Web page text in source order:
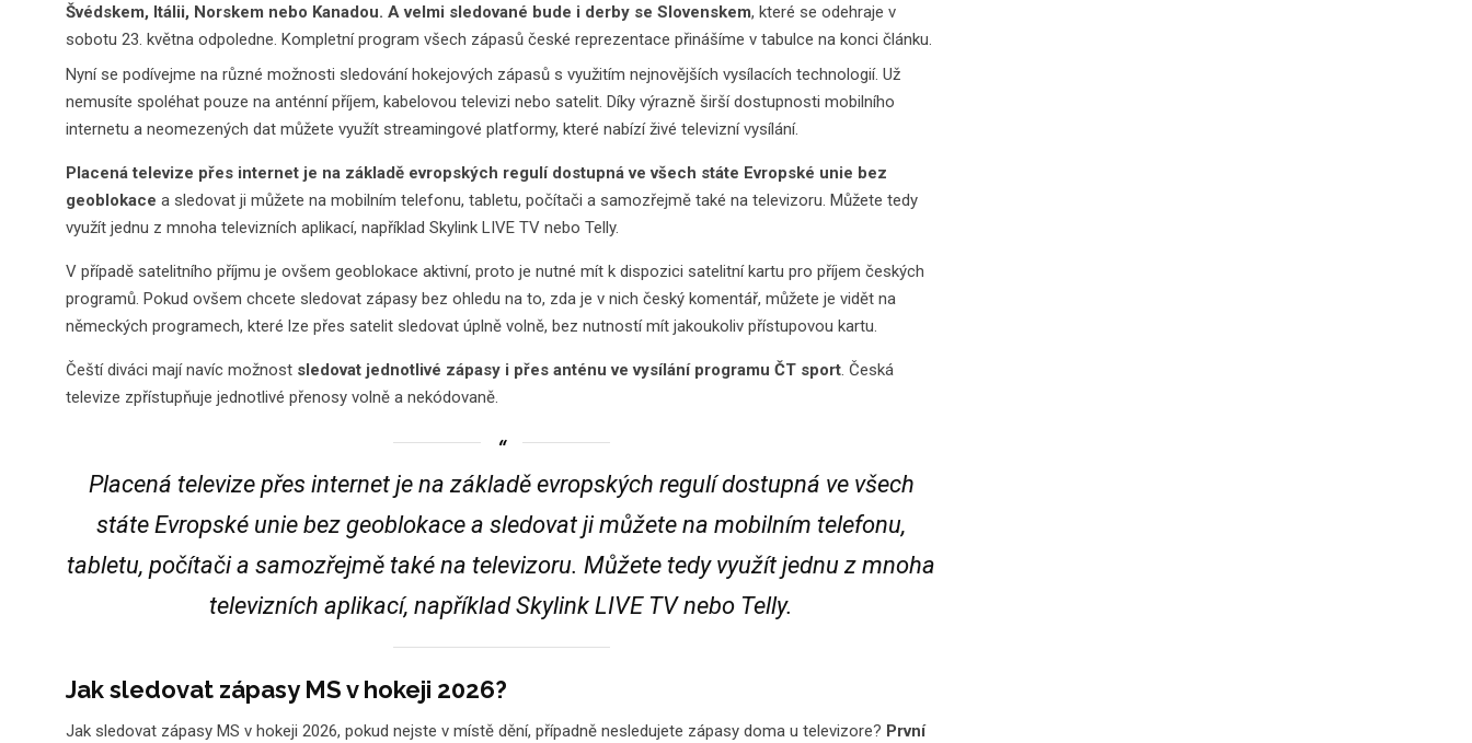
Švédskem, Itálii, Norskem nebo Kanadou. A velmi sledované bude i derby se Slovenskem, které se odehraje v
sobotu 23. května odpoledne. Kompletní program všech zápasů české reprezentace přinášíme v tabulce na konci článku.
Nyní se podívejme na různé možnosti sledování hokejových zápasů s využitím nejnovějších vysílacích technologií. Už
nemusíte spoléhat pouze na anténní příjem, kabelovou televizi nebo satelit. Díky výrazně širší dostupnosti mobilního
internetu a neomezených dat můžete využít streamingové platformy, které nabízí živé televizní vysílání.
Placená televize přes internet je na základě evropských regulí dostupná ve všech státe Evropské unie bez
geoblokace a sledovat ji můžete na mobilním telefonu, tabletu, počítači a samozřejmě také na televizoru. Můžete tedy
využít jednu z mnoha televizních aplikací, například Skylink LIVE TV nebo Telly.
V případě satelitního příjmu je ovšem geoblokace aktivní, proto je nutné mít k dispozici satelitní kartu pro příjem českých
programů. Pokud ovšem chcete sledovat zápasy bez ohledu na to, zda je v nich český komentář, můžete je vidět na
německých programech, které lze přes satelit sledovat úplně volně, bez nutností mít jakoukoliv přístupovou kartu.
Čeští diváci mají navíc možnost sledovat jednotlivé zápasy i přes anténu ve vysílání programu ČT sport. Česká
televize zpřístupňuje jednotlivé přenosy volně a nekódovaně.
Placená televize přes internet je na základě evropských regulí dostupná ve všech
státe Evropské unie bez geoblokace a sledovat ji můžete na mobilním telefonu,
tabletu, počítači a samozřejmě také na televizoru. Můžete tedy využít jednu z mnoha
televizních aplikací, například Skylink LIVE TV nebo Telly.
Jak sledovat zápasy MS v hokeji 2026?
Jak sledovat zápasy MS v hokeji 2026, pokud nejste v místě dění, případně nesledujete zápasy doma u televizore? První